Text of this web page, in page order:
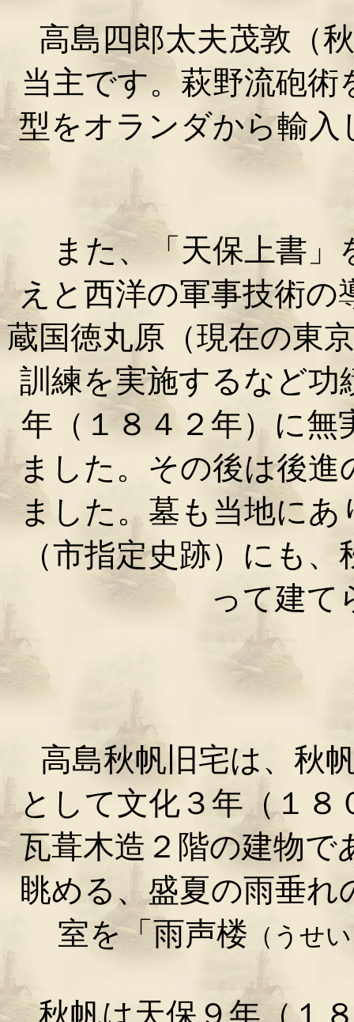
高島四郎太夫茂敦（
当主です。萩野流砲
型をオランダから輸入
また、「天保上書」
えと西洋の軍事技術の
蔵国徳丸原（現在の東
訓練を実施するなど功
年（１８４２年）に無
ました。その後は後進
ました。墓も当地に
（市指定史跡）にも
って建て
高島秋帆旧宅は、秋
として文化３年（１８
瓦葺木造２階の建物で
眺める、盛夏の雨垂
室を「雨声楼 （うせ
秋帆は天保９年（１８